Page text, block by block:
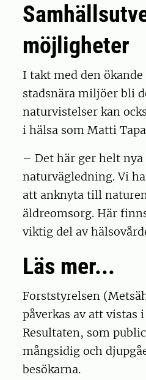
möjligheter
I takt med den
stadsnära miljöer bli
naturvistelser kan
i hälsa som Matti
– Det här ger helt
naturvägledning. Vi
att anknyta till
äldreomsorg. Här
viktig del av
Läs mer...
Forststyrelsen
påverkas av att vistas
Resultaten, som
mångsidig och
besökarna.